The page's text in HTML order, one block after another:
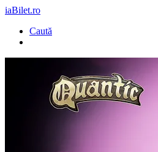
iaBilet.ro
Caută